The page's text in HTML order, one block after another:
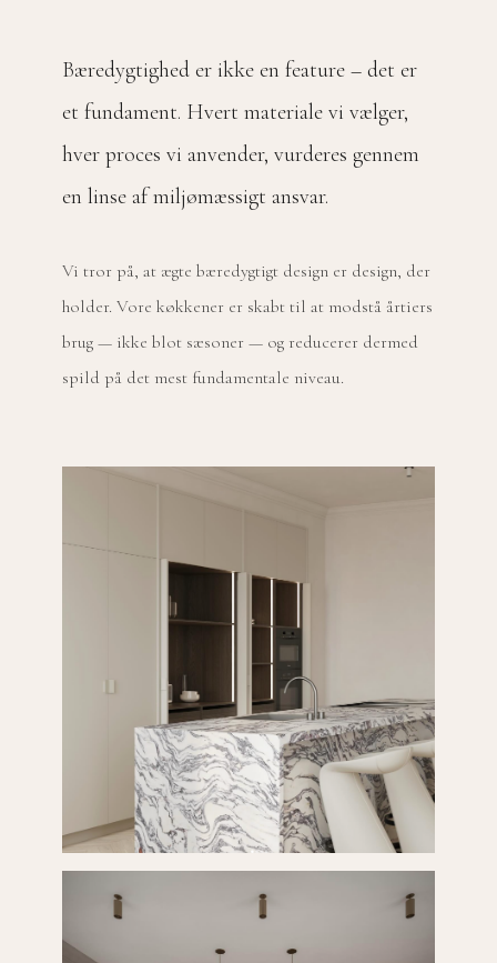
Bæredygtighed er ikke en feature – det er
et fundament. Hvert materiale vi vælger,
hver proces vi anvender, vurderes gennem
en linse af miljømæssigt ansvar.
Vi tror på, at ægte bæredygtigt design er design, der
holder. Vore køkkener er skabt til at modstå årtiers
brug — ikke blot sæsoner — og reducerer dermed
spild på det mest fundamentale niveau.